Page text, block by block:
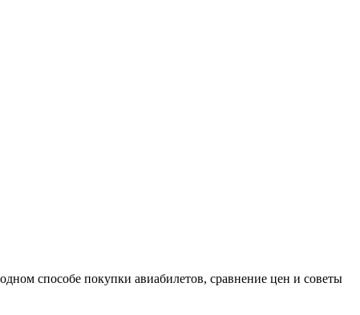
способе покупки авиабилетов, сравнение цен и советы